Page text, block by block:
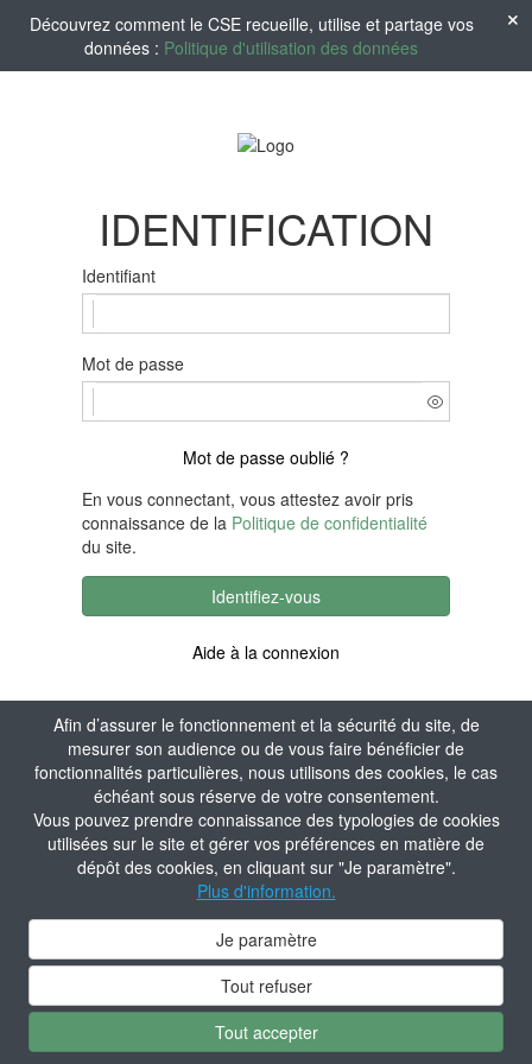
Afin d’assurer le fonctionnement et la sécurité du site, de
mesurer son audience ou de vous faire bénéficier de
fonctionnalités particulières, nous utilisons des cookies, le cas
échéant sous réserve de votre consentement.
Vous pouvez prendre connaissance des typologies de cookies
utilisées sur le site et gérer vos préférences en matière de
dépôt des cookies, en cliquant sur "Je paramètre".
Plus d'information.
Je paramètre
Tout refuser
Tout accepter
Découvrez comment le CSE recueille, utilise et partage vos
données : Politique d'utilisation des données
IDENTIFICATION
Identifiant
Mot de passe
Mot de passe oublié ?
En vous connectant, vous attestez avoir pris
connaissance de la Politique de confidentialité
du site.
Identifiez-vous
Aide à la connexion